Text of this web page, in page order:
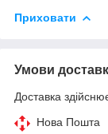
Приховати
Умови
Доставка
Нова Пошта